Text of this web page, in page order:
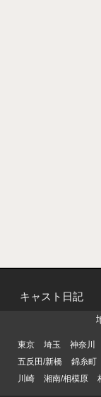
キャスト日記
東京 埼玉 神奈川
五反田/新橋
錦糸町
川崎
湘南/相模原